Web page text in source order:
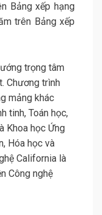
Bảng xếp hạng
trên Bảng xếp
trọng tâm
Chương trình
mảng khác
tinh, Toán học,
Khoa học Ứng
Hóa học và
California là
Công nghệ